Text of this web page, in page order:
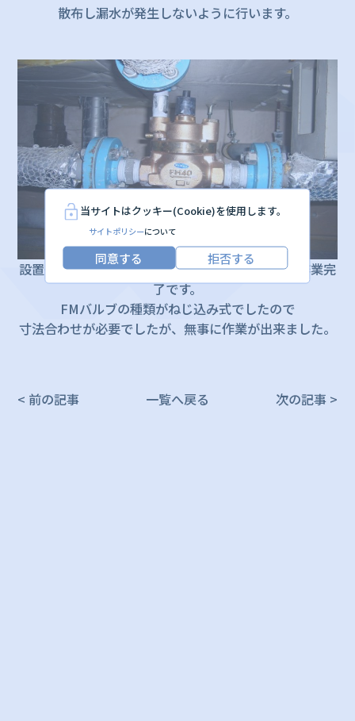
当サイトはクッキー(Cookie)を使用します。
サイトポリシーについて
同意する 拒否する
散布し漏水が発生しないように行います。
設置後に通水試験を行い漏れがないことを確認し作業完
了です。
FMバルブの種類がねじ込み式でしたので
寸法合わせが必要でしたが、無事に作業が出来ました。
< 前の記事 一覧へ戻る 次の記事 >